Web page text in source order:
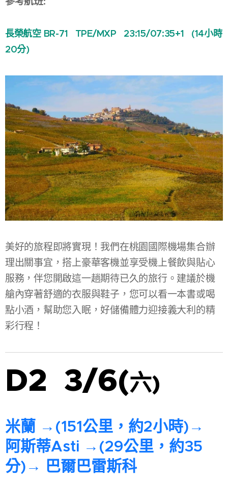
長榮航空 BR-71 TPE/MXP 23:15/07:35+1 (14小時
20分)
美好的旅程即將實現！我們在桃園國際機場集合辦
理出關事宜，搭上豪華客機並享受機上餐飲與貼心
服務，伴您開啟這一趟期待已久的旅行。建議於機
艙內穿著舒適的衣服與鞋子，您可以看一本書或喝
點小酒，幫助您入眠，好儲備體力迎接義大利的精
彩行程！
D2 3/6(六)
米蘭 →(151公里，約2小時)→
阿斯蒂Asti →(29公里，約35
分)→ 巴爾巴雷斯科